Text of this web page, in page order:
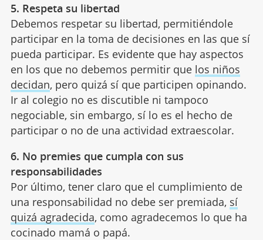
5. Respeta su libertad
Debemos respetar su libertad, permitiéndole
participar en la toma de decisiones en las que sí
pueda participar. Es evidente que hay aspectos
en los que no debemos permitir que los niños
decidan, pero quizá sí que participen opinando.
Ir al colegio no es discutible ni tampoco
negociable, sin embargo, sí lo es el hecho de
participar o no de una actividad extraescolar.
6. No premies que cumpla con sus
responsabilidades
Por último, tener claro que el cumplimiento de
una responsabilidad no debe ser premiada, sí
quizá agradecida, como agradecemos lo que ha
cocinado mamá o papá.